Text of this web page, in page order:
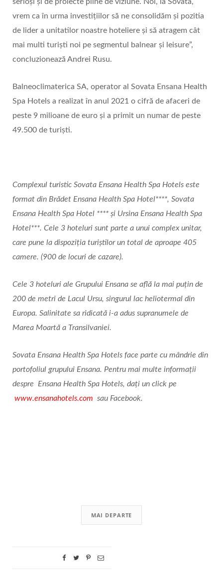
vrem ca în urma investițiilor să ne consolidăm și pozitia
de lider a unitatilor noastre hoteliere și să atragem cât
mai multi turiști noi pe segmentul balnear și leisure”,
concluzionează Andrei Rusu.
Balneoclimaterica SA, operator al Sovata Ensana Health
Spa Hotels a realizat în anul 2021 o cifră de afaceri de
peste 9 milioane de euro și a primit un numar de peste
49.500 de turiști.
Complexul turistic Sovata Ensana Health Spa Hotels este
format din Brădet Ensana Health Spa Hotel****, Sovata
Ensana Health Spa Hotel **** şi Ursina Ensana Health Spa
Hotel***. Cele 3 hoteluri sunt parte a unui complex unitar,
care pune la dispoziția turiștilor un total de aproape 405
camere. (900 de locuri de cazare).
Cele 3 hoteluri ale Grupului Ensana se află la mai puțin de
200 de metri de Lacul Ursu, singurul lac heliotermal din
Europa. Salinitate sa ridicată i-a adus supranumele de
Marea Moartă a Transilvaniei.
Sovata Ensana Health Spa Hotels face parte cu mândrie din
portofoliul grupului Ensana. Pentru mai multe informații
despre
Ensana Health Spa Hotels, dați un click pe
www.ensanahotels.com sau Facebook.
MAI DEPARTE